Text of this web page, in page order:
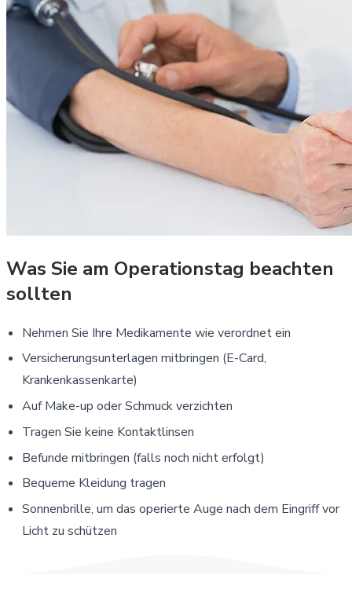
Was Sie am Operationstag beachten
sollten
Nehmen Sie Ihre Medikamente wie verordnet ein
Versicherungsunterlagen mitbringen (E-Card,
Krankenkassenkarte)
Auf Make-up oder Schmuck verzichten
Tragen Sie keine Kontaktlinsen
Befunde mitbringen (falls noch nicht erfolgt)
Bequeme Kleidung tragen
Sonnenbrille, um das operierte Auge nach dem Eingriff vor
Licht zu schützen